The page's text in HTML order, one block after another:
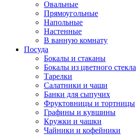
Овальные
Прямоугольные
Напольные
Настенные
В ванную комнату
Посуда
Бокалы и стаканы
Бокалы из цветного стекла
Тарелки
Салатники и чаши
Банки для сыпучих
Фруктовницы и тортницы
Графины и кувшины
Кружки и чашки
Чайники и кофейники